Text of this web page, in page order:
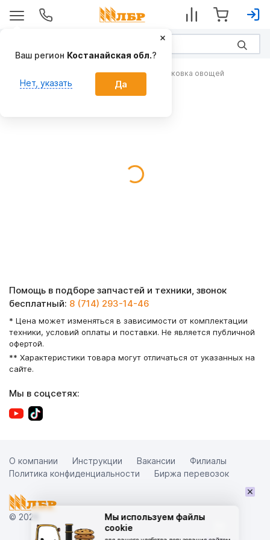
Складская обработка, сортировка и упаковка овощей
Мы используем файлы
cookie
Помощь в подборе запчастей и техники, звонок
бесплатный: 8 (714) 293-14-46
* Цена может изменяться в зависимости от комплектации
техники, условий оплаты и поставки. Не является публичной
офертой.
** Характеристики товара могут отличаться от указанных на
сайте.
Мы в соцсетях:
© 2026
О компании Инструкции Вакансии
Филиалы
Политика конфиденциальности
Биржа перевозок
×
Ваш регион Костанайская обл.?
Нет, указать Да